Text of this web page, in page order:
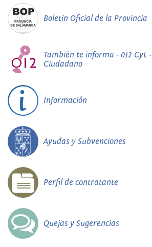
Boletín Oficial de la Provincia
También te informa - 012 CyL
Ciudadano
Información
Ayudas y Subvenciones
Perfil de contratante
Quejas y Sugerencias